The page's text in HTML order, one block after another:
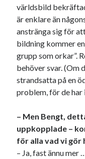
världsbild
är enklare än
anstränga sig för
bildning kommer
grupp som orkar”.
behöver svar. (Om
strandsatta på en
problem, för de har
– Men Bengt,
uppkopplade –
för alla vad vi gör
– Ja, fast ännu mer